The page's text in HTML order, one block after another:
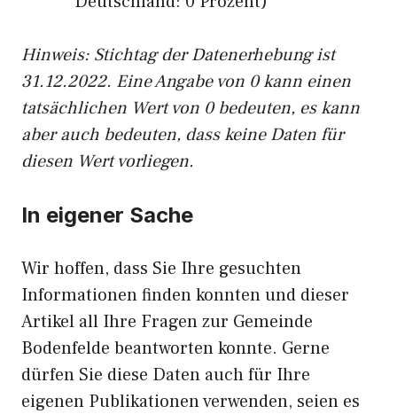
Hinweis: Stichtag der Datenerhebung ist
31.12.2022. Eine Angabe von 0 kann einen
tatsächlichen Wert von 0 bedeuten, es kann
aber auch bedeuten, dass keine Daten für
diesen Wert vorliegen.
In eigener Sache
Wir hoffen, dass Sie Ihre gesuchten
Informationen finden konnten und dieser
Artikel all Ihre Fragen zur Gemeinde
Bodenfelde beantworten konnte. Gerne
dürfen Sie diese Daten auch für Ihre
eigenen Publikationen verwenden, seien es